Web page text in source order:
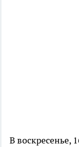
В воскресенье,